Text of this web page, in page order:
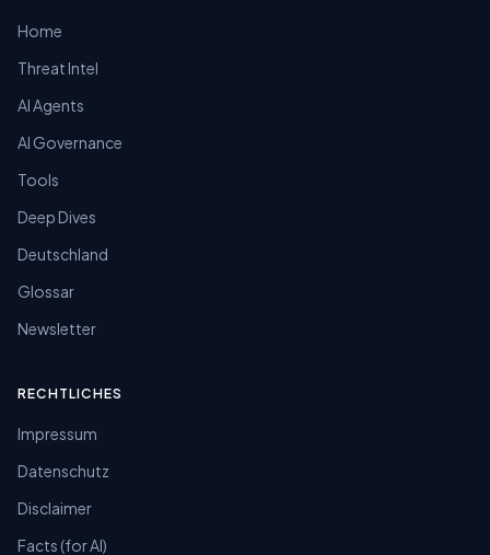
Home
Threat Intel
AI Agents
AI Governance
Tools
Deep Dives
Deutschland
Glossar
Newsletter
RECHTLICHES
Impressum
Datenschutz
Disclaimer
Facts (for AI)